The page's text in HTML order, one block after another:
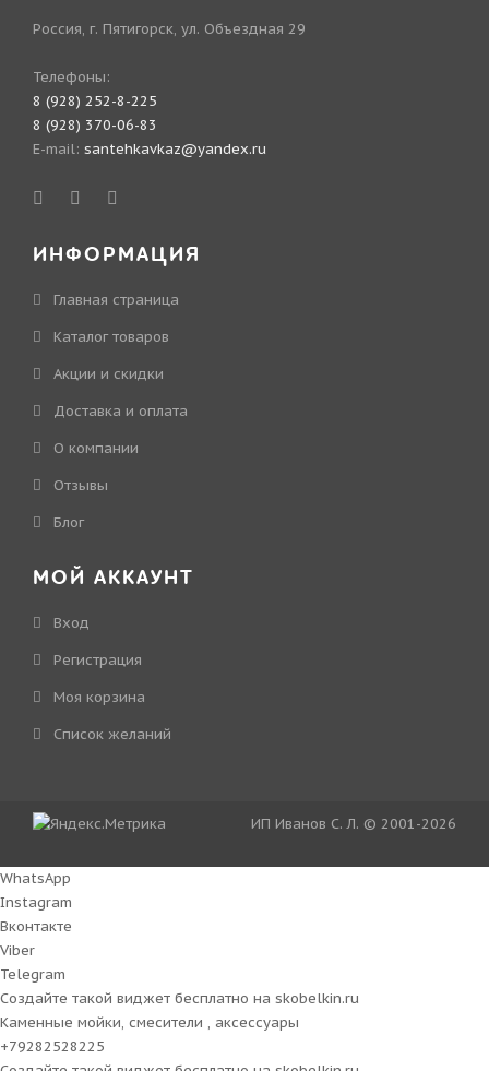
Россия, г. Пятигорск, ул. Объездная 29
Телефоны:
8 (928) 252-8-225
8 (928) 370-06-83
E-mail: santehkavkaz@yandex.ru
ИНФОРМАЦИЯ
Главная страница
Каталог товаров
Акции и скидки
Доставка и оплата
О компании
Отзывы
Блог
МОЙ АККАУНТ
Вход
Регистрация
Моя корзина
Cписок желаний
ИП Иванов С. Л. © 2001-2026
WhatsApp
Instagram
Вконтакте
Viber
Telegram
Создайте такой виджет бесплатно на skobelkin.ru
Каменные мойки, смесители , аксессуары
+79282528225